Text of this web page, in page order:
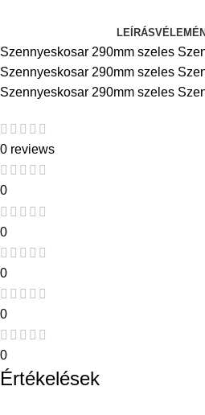
LEÍRÁS
Szennyeskosar 290mm szeles
Szennyeskosar 290mm szeles
Szennyeskosar 290mm szeles
0 reviews
0
0
0
0
0
Értékelések